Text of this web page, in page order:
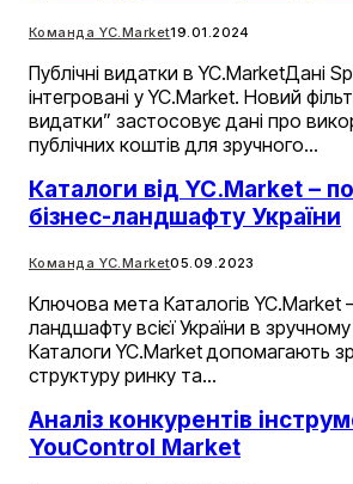
Команда YC.Market19.01.2024
Публічні видатки в YC.MarketДані
інтегровані у YC.Market. Новий
видатки” застосовує дані про
публічних коштів для зручного…
Каталоги від YC.Market –
бізнес-ландшафту України
Команда YC.Market05.09.2023
Ключова мета Каталогів YC.Market
ландшафту всієї України в
Каталоги YC.Market допомагають
структуру ринку та…
Аналіз конкурентів
YouControl Market